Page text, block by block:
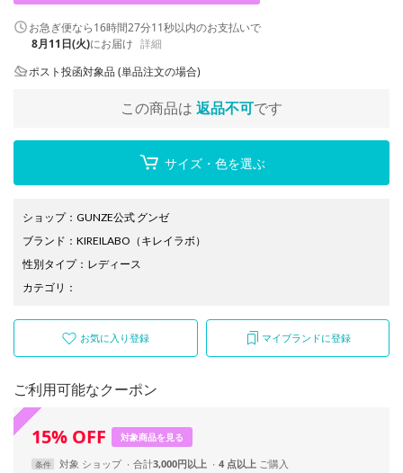
お急ぎ便なら16時間27分10秒以内のお支払いで
8月11日(火)にお届け 詳細
ポスト投函対象品 (単品注文の場合)
この商品は 返品不可です
サイズ・色を選ぶ
ショップ： GUNZE公式 グンゼ
ブランド ： KIREILABO （キレイラボ）
性別タイプ： レディース
カテゴリ ：
お気に入り登録 マイブランドに登録
ご利用可能なクーポン
15% OFF 対象商品を見る
条件 対象 ショップ 合計3,000円以上 4 点以上